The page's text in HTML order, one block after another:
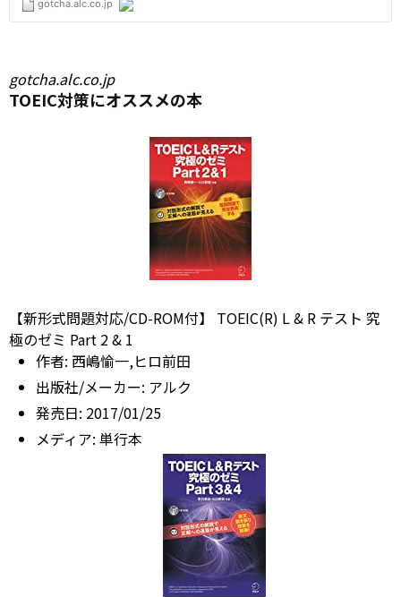
gotcha.alc.co.jp
TOEIC対策にオススメの本
【新形式問題対応/CD-ROM付】 TOEIC(R) L & R テスト 究
極のゼミ Part 2 & 1
作者: 西嶋愉一,ヒロ前田
出版社/メーカー: アルク
発売日: 2017/01/25
メディア: 単行本